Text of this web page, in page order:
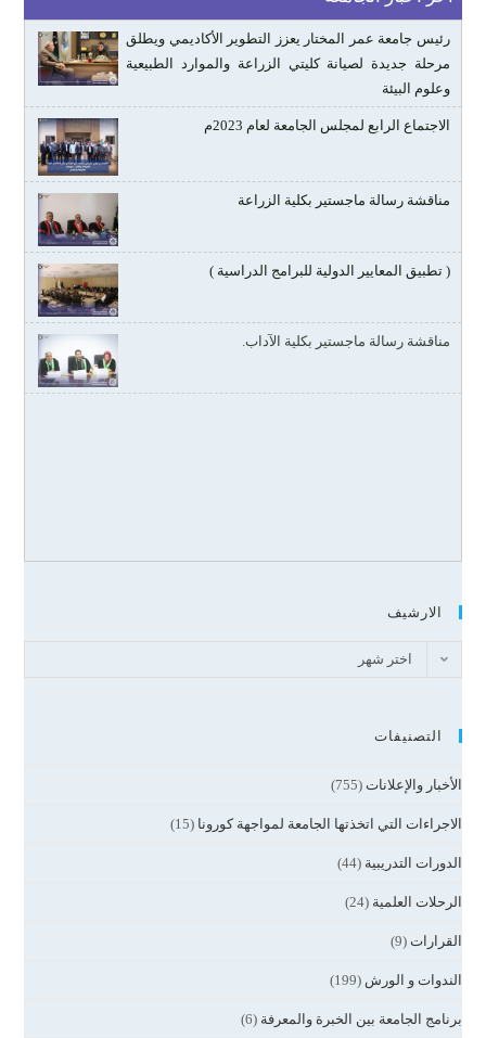
رئيس جامعة عمر المختار يعزز التطوير الأكاديمي ويطلق
مرحلة جديدة لصيانة كليتي الزراعة والموارد الطبيعية
وعلوم البيئة
الاجتماع الرابع لمجلس الجامعة لعام 2023م
مناقشة رسالة ماجستير بكلية الزراعة
( تطبيق المعايير الدولية للبرامج الدراسية )
مناقشة رسالة ماجستير بكلية الآداب.
الارشيف
اختر شهر
التصنيفات
الأخبار والإعلانات (755)
الاجراءات التي اتخذتها الجامعة لمواجهة كورونا (15)
الدورات التدريبية (44)
الرحلات العلمية (24)
القرارات (9)
الندوات و الورش (199)
برنامج الجامعة بين الخبرة والمعرفة (6)